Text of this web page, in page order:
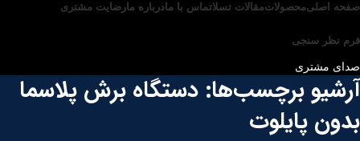
صفحه اصلیمحصولاتمقالات تسلاتماس با مادرباره مارضایت مشتری
فرم نظر سنجی
صدای مشتری
آرشیو برچسب‌ها: دستگاه برش پلاسما
بدون پایلوت